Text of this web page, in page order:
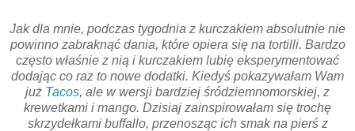
Jak dla mnie, podczas tygodnia z kurczakiem absolutnie nie
powinno zabraknąć dania, które opiera się na tortilli. Bardzo
często właśnie z nią i kurczakiem lubię eksperymentować
dodając co raz to nowe dodatki. Kiedyś pokazywałam Wam
już Tacos, ale w wersji bardziej śródziemnomorskiej, z
krewetkami i mango. Dzisiaj zainspirowałam się trochę
skrzydełkami buffallo, przenosząc ich smak na pierś z